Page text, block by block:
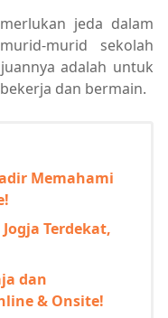
jeda dalam
murid sekolah
adalah untuk
dan bermain.
Memahami
Terdekat,
dan
& Onsite!